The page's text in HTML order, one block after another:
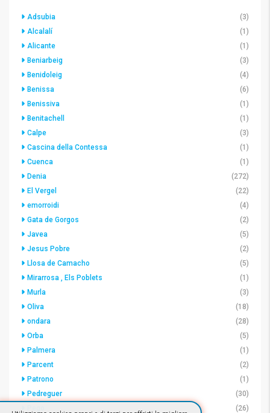
Adsubia
(3)
Alcalalí
(1)
Alicante
(1)
Beniarbeig
(3)
Benidoleig
(4)
Benissa
(6)
Benissiva
(1)
Benitachell
(1)
Calpe
(3)
Cascina della Contessa
(1)
Cuenca
(1)
Denia
(272)
El Vergel
(22)
emorroidi
(4)
Gata de Gorgos
(2)
Javea
(5)
Jesus Pobre
(2)
Llosa de Camacho
(5)
Mirarrosa , Els Poblets
(1)
Murla
(3)
Oliva
(18)
ondara
(28)
Orba
(5)
Palmera
(1)
Parcent
(2)
Patrono
(1)
Pedreguer
(30)
(26)